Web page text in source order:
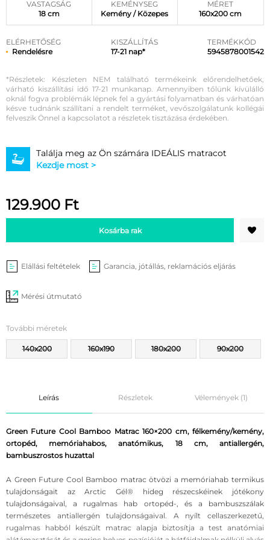
VASTAGSÁG
18 cm
KEMÉNYSEG
Kemény / Közepes
MÉRET
160x200 cm
ELÉRHETŐSÉG
Rendelésre
KISZÁLLÍTÁS
17-21 nap*
TERMÉKKÓD
5945878001542
*Részletek: Készleten NEM található termékeink előrendelhetőek,
várható kiszállítási idő 17-21 munkanap. Amennyiben tőlünk kívülálló
oknál fogva problémák lépnek fel a gyártási folyamatban és várhatóan
késve tudnánk szállítani a rendelt terméket, vevőszolgálatunk kollégái
felveszik Önnel a kapcsolatot a részletek tisztázása érdekében.
Találja meg az Ön számára IDEÁLIS matracot
Kezdje most >
129.900 Ft
Kosárba rak
Elállási feltételek Garancia, jótállás, reklamációs eljárás
Mérési útmutató
További méretek
140x200 160x190 180x200 90x200
Leírás Részletek Vélemények (1)
Green Future Cool Bamboo Matrac 160×200 cm, félkemény/kemény,
ortopéd, memóriahabos, anatómikus, 18 cm, antiallergén,
bambuszrostos huzattal
A Green Future Cool Bamboo matrac ötvözi a memóriahab termikus
tulajdonságait az Arctic Gél® hideg részecskéinek jótékony
tulajdonságaival, a rugalmas hab ortopéd-, és a bambuszszálak
természetes antiallergén tulajdonságaival. A nyílt cellaszerkezetű,
rugalmas habból készült matrac alapja biztosítja a test anatómiai